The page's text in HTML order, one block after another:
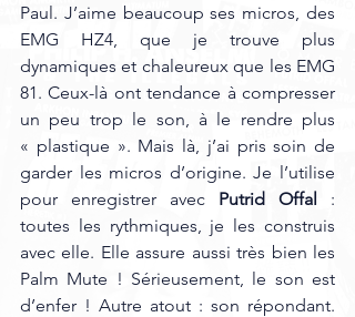
Paul. J’aime beaucoup ses micros, des
EMG HZ4, que je trouve plus
dynamiques et chaleureux que les EMG
81. Ceux-là ont tendance à compresser
un peu trop le son, à le rendre plus
« plastique ». Mais là, j’ai pris soin de
garder les micros d’origine. Je l’utilise
pour enregistrer avec Putrid Offal :
toutes les rythmiques, je les construis
avec elle. Elle assure aussi très bien les
Palm Mute ! Sérieusement, le son est
d’enfer ! Autre atout : son répondant.